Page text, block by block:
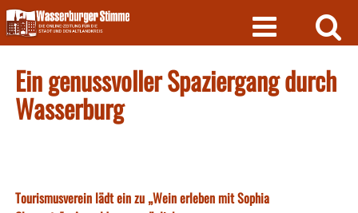
Skip
to
content
Ein genussvoller Spaziergang durch
Wasserburg
Tourismusverein lädt ein zu „Wein erleben mit Sophia